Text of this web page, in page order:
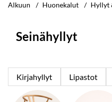
Alkuun
Huonekalut Hyllyt
Seinähyllyt
Kirjahyllyt Lipastot